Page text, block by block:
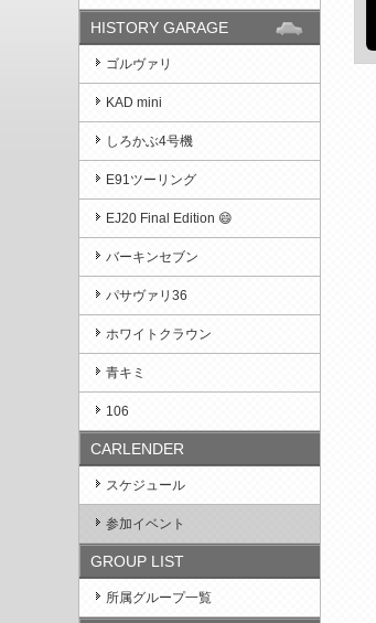
HISTORY GARAGE
ゴルヴァリ
KAD mini
しろかぶ4号機
E91ツーリング
EJ20 Final Edition 😄
バーキンセブン
パサヴァリ36
ホワイトクラウン
青キミ
106
CARLENDER
スケジュール
参加イベント
GROUP LIST
所属グループ一覧